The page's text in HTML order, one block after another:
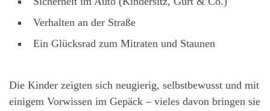
Verhalten an der Straße
Ein Glücksrad zum Mitraten und Staunen
Die Kinder zeigten sich neugierig, selbstbewusst und mit
einigem Vorwissen im Gepäck – vieles davon bringen sie